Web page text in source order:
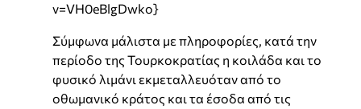
v=VH0eBlgDwko}
Σύμφωνα μάλιστα με πληροφορίες, κατά την
περίοδο της Τουρκοκρατίας η κοιλάδα και το
φυσικό λιμάνι εκμεταλλευόταν από το
οθωμανικό κράτος και τα έσοδα από τις